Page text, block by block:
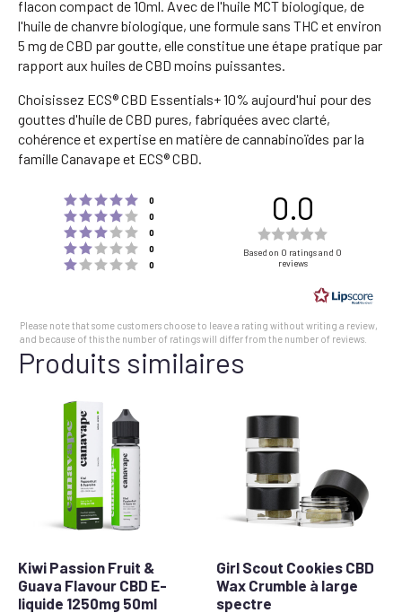
flacon compact de 10ml. Avec de l'huile MCT biologique, de
l'huile de chanvre biologique, une formule sans THC et environ
5 mg de CBD par goutte, elle constitue une étape pratique par
rapport aux huiles de CBD moins puissantes.
Choisissez ECS® CBD Essentials+ 10% aujourd'hui pour des
gouttes d'huile de CBD pures, fabriquées avec clarté,
cohérence et expertise en matière de cannabinoïdes par la
famille Canavape et ECS® CBD.
Rating 5 out of 5 stars
0
Rating 4 out of 5 stars
0
Rating 3 out of 5 stars
0
Rating 2 out of 5 stars
0
Rating 1 out of 5 stars
0
0.0
0.0
of
stars
Based on 0 ratings and 0
reviews
Please note that some customers choose to leave a rating without writing a review,
and because of this the number of ratings will differ from the number of reviews.
Produits similaires
Kiwi Passion Fruit &
Guava Flavour CBD E-
liquide 1250mg 50ml
Girl Scout Cookies CBD
Wax Crumble à large
spectre